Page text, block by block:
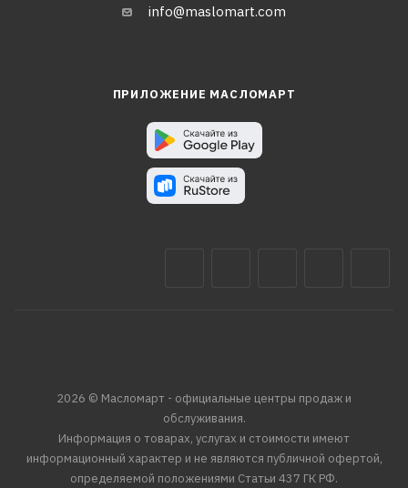
info@maslomart.com
ПРИЛОЖЕНИЕ МАСЛОМАРТ
2026 © Масломарт - официальные центры продаж и
обслуживания.
Информация о товарах, услугах и стоимости имеют
информационный характер и не являются публичной офертой,
определяемой положениями Статьи 437 ГК РФ.